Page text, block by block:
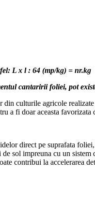
L x l : 64 (mp/kg) = nr.kg
cantaririi foliei, pot
din culturile agricole
a fi doar aceasta favorizata
direct pe suprafata
sol impreuna cu un
contribui la accelerarea